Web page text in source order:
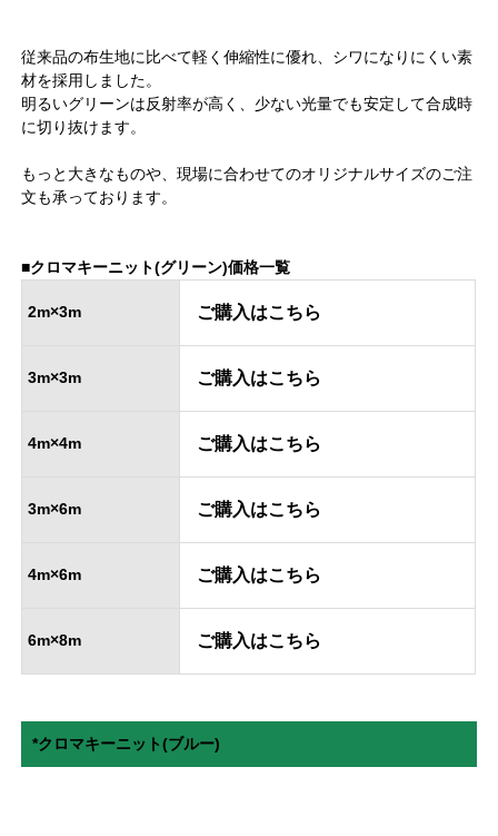
従来品の布生地に比べて軽く伸縮性に優れ、シワになりにくい素
材を採用しました。
明るいグリーンは反射率が高く、少ない光量でも安定して合成時
に切り抜けます。
もっと大きなものや、現場に合わせてのオリジナルサイズのご注
文も承っております。
■クロマキーニット(グリーン)価格一覧
2m×3m ご購入はこちら
3m×3m ご購入はこちら
4m×4m ご購入はこちら
3m×6m ご購入はこちら
4m×6m ご購入はこちら
6m×8m ご購入はこちら
*クロマキーニット(ブルー)